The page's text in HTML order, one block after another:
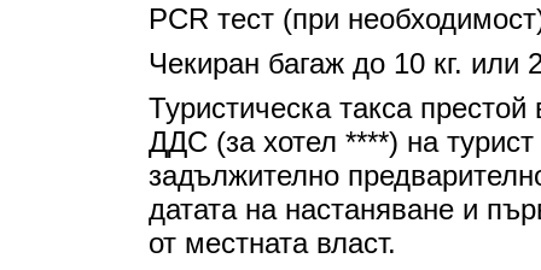
PCR тест (при
Чекиран багаж до 10 кг. или
Туристическа такса
ДДС (за хотел ****) на
задължително
датата на настаняване и
от местната власт.